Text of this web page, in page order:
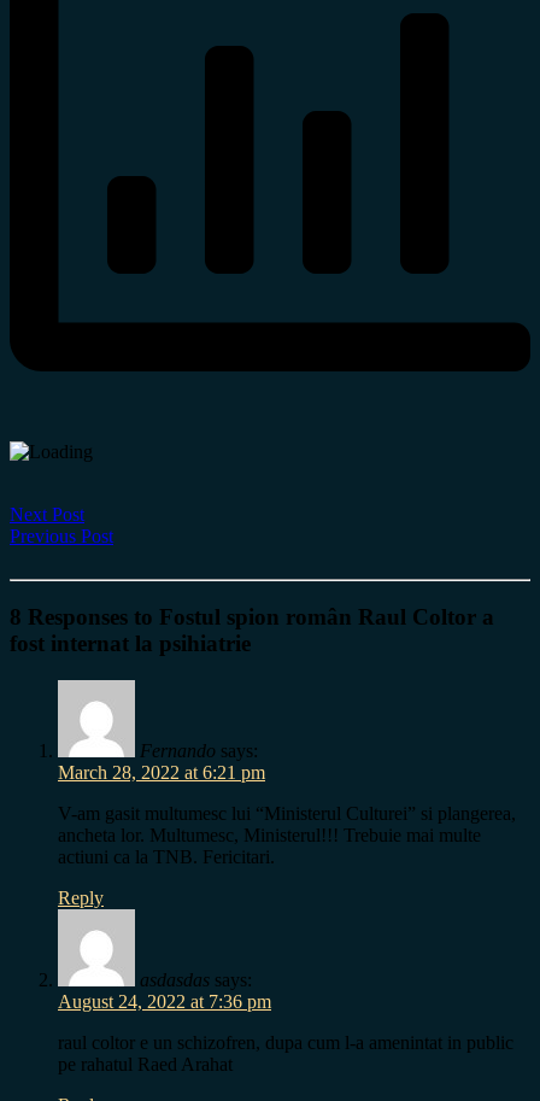
Next Post
Previous Post
8 Responses to Fostul spion român Raul Coltor a
fost internat la psihiatrie
Fernando says:
March 28, 2022 at 6:21 pm
V-am gasit multumesc lui “Ministerul Culturei” si plangerea,
ancheta lor. Multumesc, Ministerul!!! Trebuie mai multe
actiuni ca la TNB. Fericitari.
Reply
asdasdas says:
August 24, 2022 at 7:36 pm
raul coltor e un schizofren, dupa cum l-a amenintat in public
pe rahatul Raed Arahat